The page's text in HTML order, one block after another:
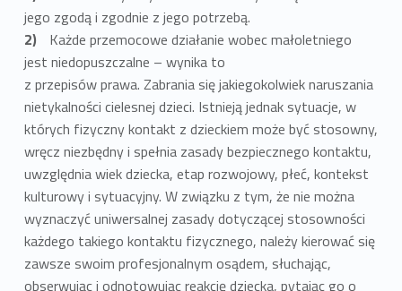
jego zgodą i zgodnie z jego potrzebą.
Każde przemocowe działanie wobec małoletniego
jest niedopuszczalne – wynika to
z przepisów prawa. Zabrania się jakiegokolwiek naruszania
nietykalności cielesnej dzieci. Istnieją jednak sytuacje, w
których fizyczny kontakt z dzieckiem może być stosowny,
wręcz niezbędny i spełnia zasady bezpiecznego kontaktu,
uwzględnia wiek dziecka, etap rozwojowy, płeć, kontekst
kulturowy i sytuacyjny. W związku z tym, że nie można
wyznaczyć uniwersalnej zasady dotyczącej stosowności
każdego takiego kontaktu fizycznego, należy kierować się
zawsze swoim profesjonalnym osądem, słuchając,
obserwując i odnotowując reakcję dziecka, pytając go o